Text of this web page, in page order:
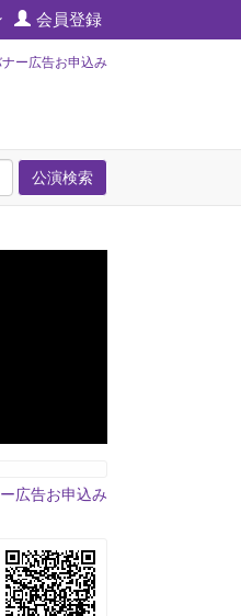
会員登録
ー広告お申込み
公演検索
広告お申込み